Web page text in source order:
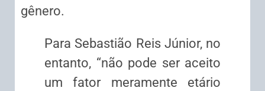
gênero.
Para Sebastião Reis Júnior, no
entanto, “não pode ser aceito
um fator meramente etário